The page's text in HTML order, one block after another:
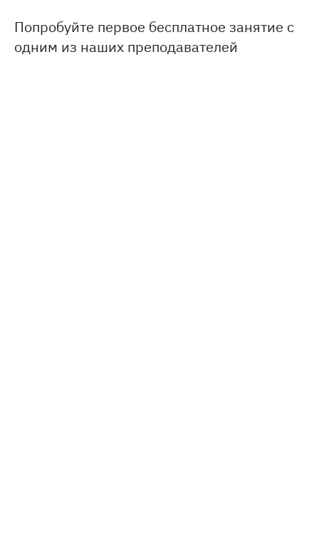
Попробуйте первое бесплатное занятие с
одним из наших преподавателей